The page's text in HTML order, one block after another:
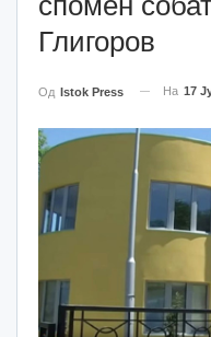
Глигоров
Од Istok Press На 17